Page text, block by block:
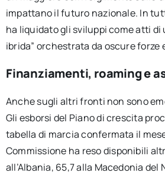
impattano il futuro nazionale. In
ha liquidato gli sviluppi come atti di
ibrida” orchestrata da oscure forze
Finanziamenti, roaming e
Anche sugli altri fronti non sono
Gli esborsi del Piano di crescita
tabella di marcia confermata il
Commissione ha reso disponibili
all’Albania, 65,7 alla Macedonia del